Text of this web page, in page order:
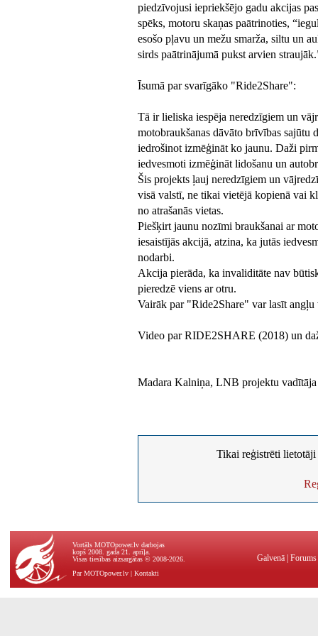
piedzīvojusi iepriekšējo gadu akcijas
spēks, motoru skaņas paātrinoties,
esošo pļavu un mežu smarža, siltu un
sirds paātrinājumā pukst arvien
Īsumā par svarīgāko "Ride2Share":
Tā ir lieliska iespēja neredzīgiem un
motobraukšanas dāvāto brīvības sajūtu
iedrošinot izmēģināt ko jaunu. Daži
iedvesmoti izmēģināt lidošanu un
Šis projekts ļauj neredzīgiem un
visā valstī, ne tikai vietējā kopienā vai
no atrašanās vietas.
Piešķirt jaunu nozīmi braukšanai ar
iesaistījās akcijā, atzina, ka jutās
nodarbi.
Akcija pierāda, ka invaliditāte nav
pieredzē viens ar otru.
Vairāk par "Ride2Share" var lasīt
Video par RIDE2SHARE (2018) un
Madara Kalniņa, LNB projektu vadītāja
Tikai reģistrēti
Vortāls MOTOpower.lv darbojas
kopš 2008. gada 21. aprīļa.
Visas tiesības aizsargātas © 2008-2026.
Par MOTOpower.lv
Kontakti
Galvenā Forums